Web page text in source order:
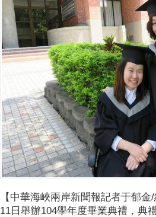
【中華海峽兩岸新聞報記者于郁
11日舉辦104學年度畢業典禮，典